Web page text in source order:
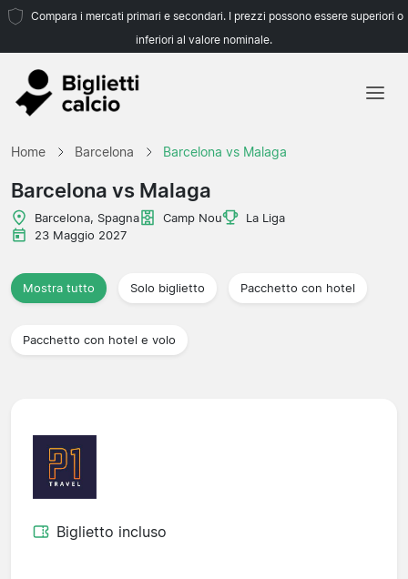
Compara i mercati primari e secondari. I prezzi possono essere superiori o
inferiori al valore nominale.
Campionati
Home Barcelona Barcelona vs Malaga
Barcelona vs Malaga
Barcelona, Spagna Camp Nou
La Liga
23 Maggio 2027
Mostra tutto Solo biglietto Pacchetto con hotel
Pacchetto con hotel e volo
Biglietto incluso